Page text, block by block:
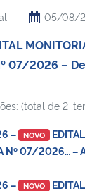
05/08/
07/2026 –
(total de 2
– NOVO
Nº 07/2026… –
–
NOVO